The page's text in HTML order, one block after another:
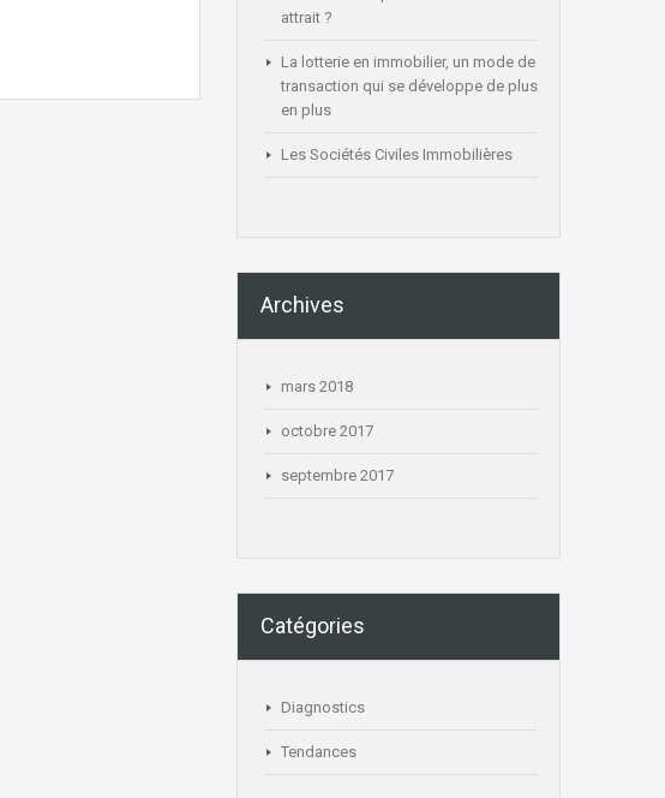
attrait ?
La lotterie en immobilier, un mode de
transaction qui se développe de plus
en plus
Les Sociétés Civiles Immobilières
Archives
mars 2018
octobre 2017
septembre 2017
Catégories
Diagnostics
Tendances